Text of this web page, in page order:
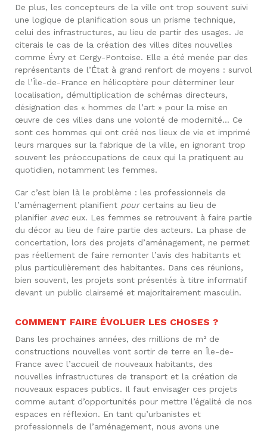
De plus, les concepteurs de la ville ont trop souvent suivi
une logique de planification sous un prisme technique,
celui des infrastructures, au lieu de partir des usages. Je
citerais le cas de la création des villes dites nouvelles
comme Évry et Cergy-Pontoise. Elle a été menée par des
représentants de l’État à grand renfort de moyens : survol
de l’Île-de-France en hélicoptère pour déterminer leur
localisation, démultiplication de schémas directeurs,
désignation des « hommes de l’art » pour la mise en
œuvre de ces villes dans une volonté de modernité… Ce
sont ces hommes qui ont créé nos lieux de vie et imprimé
leurs marques sur la fabrique de la ville, en ignorant trop
souvent les préoccupations de ceux qui la pratiquent au
quotidien, notamment les femmes.
Car c’est bien là le problème : les professionnels de
l’aménagement planifient pourcertains au lieu de
planifier aveceux. Les femmes se retrouvent à faire partie
du décor au lieu de faire partie des acteurs. La phase de
concertation, lors des projets d’aménagement, ne permet
pas réellement de faire remonter l’avis des habitants et
plus particulièrement des habitantes. Dans ces réunions,
bien souvent, les projets sont présentés à titre informatif
devant un public clairsemé et majoritairement masculin.
COMMENT FAIRE ÉVOLUER LES CHOSES ?
Dans les prochaines années, des millions de m² de
constructions nouvelles vont sortir de terre en Île-de-
France avec l’accueil de nouveaux habitants, des
nouvelles infrastructures de transport et la création de
nouveaux espaces publics. Il faut envisager ces projets
comme autant d’opportunités pour mettre l’égalité de nos
espaces en réflexion. En tant qu’urbanistes et
professionnels de l’aménagement, nous avons une